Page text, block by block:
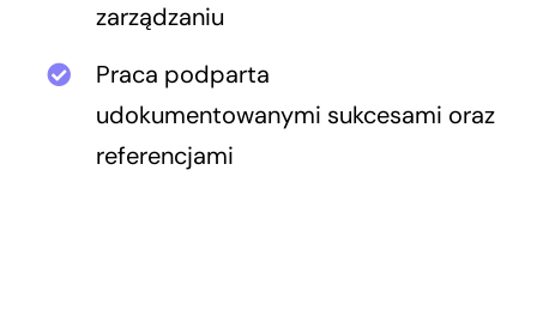
zarządzaniu
Praca podparta
udokumentowanymi sukcesami oraz
referencjami